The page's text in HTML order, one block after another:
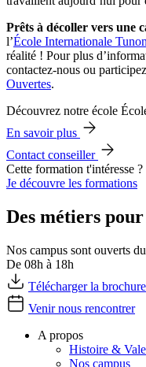
Prêts à décoller vers une
l’École Internationale
réalité ! Pour plus
contactez-nous ou
Ouvertes.
Découvrez notre école
En savoir plus
Contact conseiller
Cette formation t'intéresse ?
Je découvre les formations
Des métiers
Nos campus sont ouverts
De 08h à 18h
Télécharger la brochure
Venir nous rencontrer
A propos
Histoire &
Nos campus